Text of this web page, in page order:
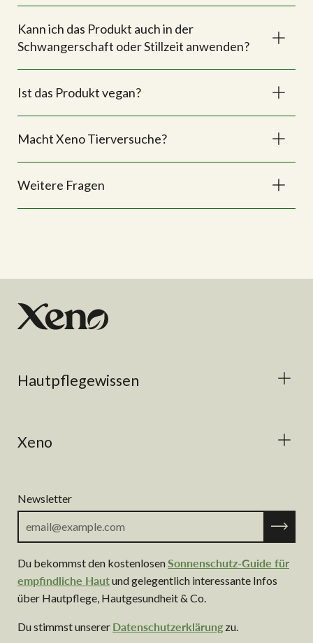
Kann ich das Produkt auch in der
Schwangerschaft oder Stillzeit anwenden?
Ist das Produkt vegan?
Macht Xeno Tierversuche?
Weitere Fragen
Hautpflegewissen
Xeno
Newsletter
Du bekommst den kostenlosen Sonnenschutz-Guide für
empfindliche Hautund gelegentlich interessante Infos
über Hautpflege, Hautgesundheit & Co.
Du stimmst unserer Datenschutzerklärung zu.